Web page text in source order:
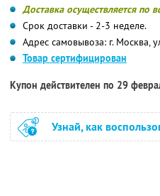
Доставка осуществляется по
Срок доставки - 2-3 неделе.
Адрес самовывоза: г. Москва,
Товар сертифицирован
Купон действителен по 29
Узнай, как